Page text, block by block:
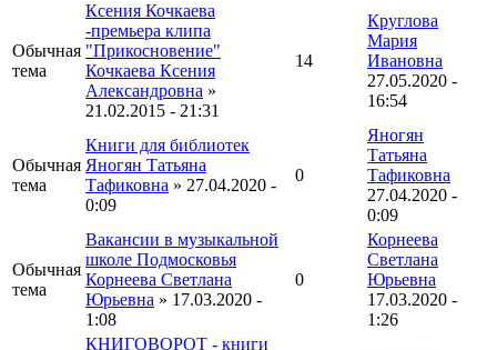
Обычная
тема
Ксения Кочкаева
-премьера клипа
"Прикосновение"
Кочкаева Ксения
Александровна »
21.02.2015 - 21:31
14
Круглова
Мария
Ивановна
27.05.2020 -
16:54
Обычная
тема
Книги для библиотек
Яногян Татьяна
Тафиковна » 27.04.2020 -
0:09
0
Яногян
Татьяна
Тафиковна
27.04.2020 -
0:09
Обычная
тема
Вакансии в музыкальной
школе Подмосковья
Корнеева Светлана
Юрьевна » 17.03.2020 -
1:08
0
Корнеева
Светлана
Юрьевна
17.03.2020 -
1:26
КНИГОВОРОТ - книги